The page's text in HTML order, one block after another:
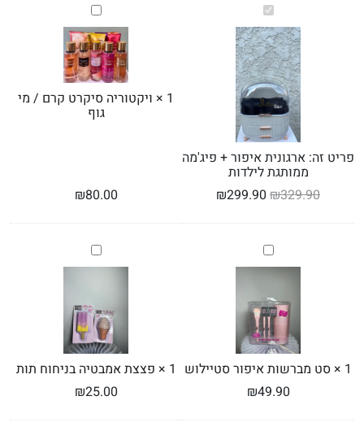
ארגונית
איפור
+
פיג'מה
ממותגת
לילדות
פריט זה: ארגונית איפור + פיג'מה
ממותגת לילדות
₪329.90
₪299.90
ויקטוריה
סיקרט
קרם
/
מי
גוף
1
× ויקטוריה סיקרט קרם / מי
גוף
₪80.00
סט
מברשות
סטיילוש
1
× סט מברשות איפור סטיילוש
₪49.90
פצצת
אמבטיה
1
× פצצת אמבטיה בניחוח תות
₪25.00